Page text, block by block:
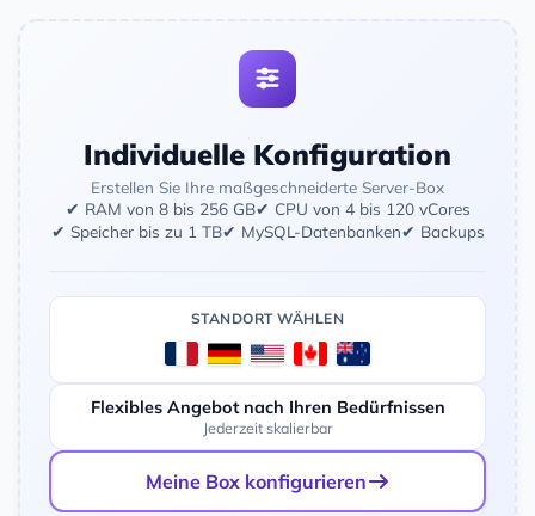
Individuelle Konfiguration
Erstellen Sie Ihre maßgeschneiderte Server-Box
✔ RAM von 8 bis 256 GB✔ CPU von 4 bis 120 vCores
✔ Speicher bis zu 1 TB✔ MySQL-Datenbanken✔ Backups
STANDORT WÄHLEN
Flexibles Angebot nach Ihren Bedürfnissen
Jederzeit skalierbar
Meine Box konfigurieren